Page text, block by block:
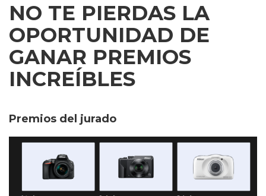
NO TE PIERDAS LA
OPORTUNIDAD DE
GANAR PREMIOS
INCREÍBLES
Premios del jurado